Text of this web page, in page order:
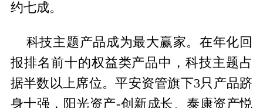
约七成。
科技主题产品成为最大赢家。在年化回
报排名前十的权益类产品中，科技主题占
据半数以上席位。平安资管旗下3只产品跻
身十强，阳光资产-创新成长、泰康资产悦